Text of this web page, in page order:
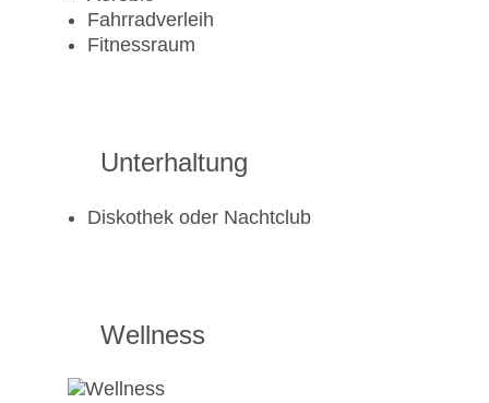
Fahrradverleih
Fitnessraum
Unterhaltung
Diskothek oder Nachtclub
Wellness